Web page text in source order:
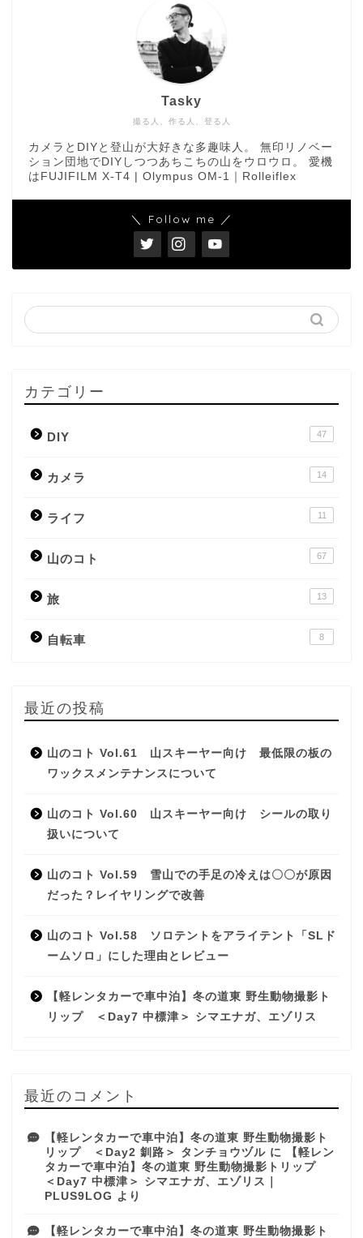
撮る人、作る人、登る人
Tasky
カメラとDIYと登山が大好きな多趣味人。 無印リノベー
ション団地でDIYしつつあちこちの山をウロウロ。 愛機
はFUJIFILM X-T4 | Olympus OM-1｜Rolleiflex
＼ Follow me ／
カテゴリー
DIY 47
カメラ 14
ライフ 11
山のコト 67
旅 13
自転車 8
最近の投稿
山のコト Vol.61 山スキーヤー向け 最低限の板の
ワックスメンテナンスについて
山のコト Vol.60 山スキーヤー向け シールの取り
扱いについて
山のコト Vol.59 雪山での手足の冷えは〇〇が原因
だった？レイヤリングで改善
山のコト Vol.58 ソロテントをアライテント「SLド
ームソロ」にした理由とレビュー
【軽レンタカーで車中泊】冬の道東 野生動物撮影ト
リップ ＜Day7 中標津＞ シマエナガ、エゾリス
最近のコメント
【軽レンタカーで車中泊】冬の道東 野生動物撮影ト
リップ ＜Day2 釧路＞ タンチョウヅル に
【軽レン
タカーで車中泊】冬の道東 野生動物撮影トリップ
＜Day7 中標津＞ シマエナガ、エゾリス｜
PLUS9LOG より
【軽レンタカーで車中泊】冬の道東 野生動物撮影ト